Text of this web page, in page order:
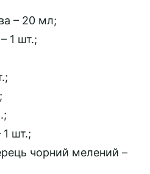
– 20 мл;
1 шт.;
шт.;
чорний мелений –